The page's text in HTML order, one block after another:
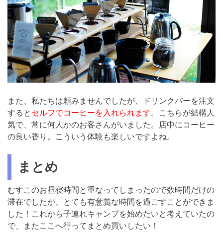
また、私たちは頼みませんでしたが、ドリンクバーを注文
すると セルフでコーヒーを入れられます。こちらが結構人
気で、常に何人かのお客さんがいました。店中にコーヒー
の良い香り。こういう体験も楽しいですよね。
まとめ
むすこのお昼寝時間と重なってしまったので数時間だけの
滞在でしたが、とても有意義な時間を過ごすことができま
した！これから子連れキャンプを始めたいと考えていたの
で、またここへ行ってまとめ買いしたい！